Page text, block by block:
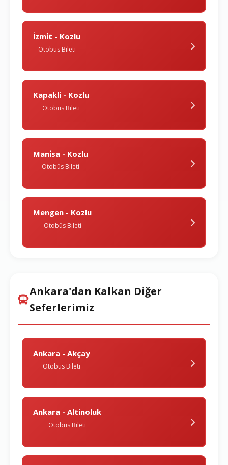
İzmi̇t - Kozlu
Otobüs Bileti
Kapakli - Kozlu
Otobüs Bileti
Mani̇sa - Kozlu
Otobüs Bileti
Mengen - Kozlu
Otobüs Bileti
Ankara'dan Kalkan Diğer
Seferlerimiz
Ankara - Akçay
Otobüs Bileti
Ankara - Altinoluk
Otobüs Bileti